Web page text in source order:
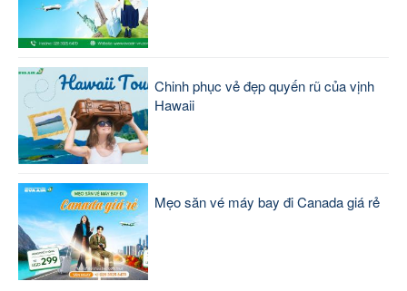
Chinh phục vẻ đẹp quyến rũ của vịnh
Hawaii
Mẹo săn vé máy bay đi Canada giá rẻ